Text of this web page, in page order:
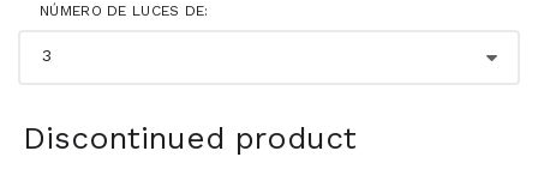
NÚMERO DE LUCES DE:
Discontinued product